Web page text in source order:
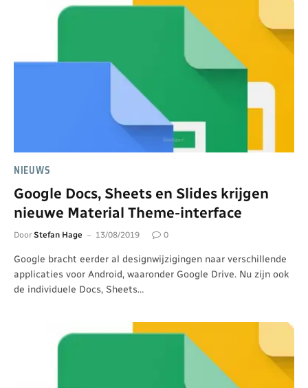
NIEUWS
Google Docs, Sheets en Slides krijgen
nieuwe Material Theme-interface
Door Stefan Hage 13/08/2019 0
Google bracht eerder al designwijzigingen naar verschillende
applicaties voor Android, waaronder Google Drive. Nu zijn ook
de individuele Docs, Sheets…